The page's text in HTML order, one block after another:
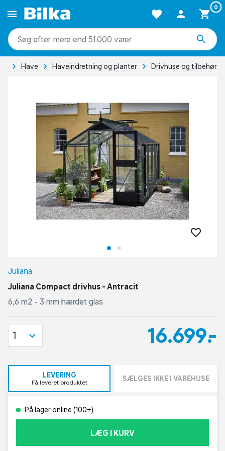
0
mere end 51.000 varer
Have Haveindretning og planter Drivhuse og tilbehør
Juliana
Juliana Compact drivhus - Antracit
6,6 m2 - 3 mm hærdet glas
16.699,-
1
LEVERING
Få leveret produktet SÆLGES IKKE I VAREHUSE
På lager online (100+)
LÆG I KURV